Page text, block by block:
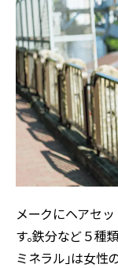
メークにヘアセ
す。鉄分など５種
ミネラル」は女性